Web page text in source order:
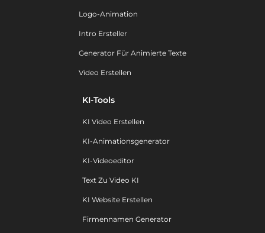
Logo-Animation
Intro Ersteller
Generator Für Animierte Texte
Video Erstellen
KI-Tools
KI Video Erstellen
KI-Animationsgenerator
KI-Videoeditor
Text Zu Video KI
KI Website Erstellen
Firmennamen Generator